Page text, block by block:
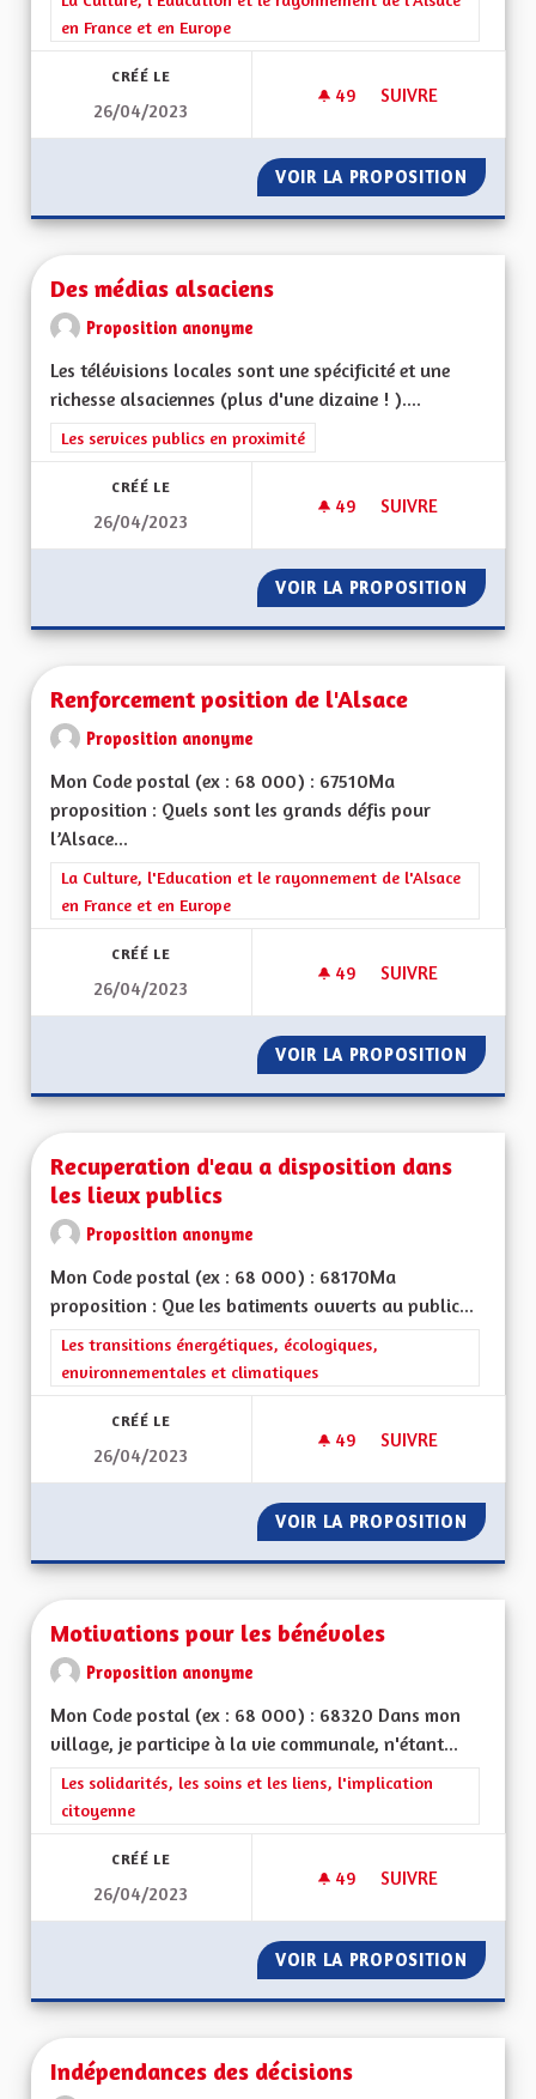
en France et en Europe
CRÉÉ LE
26/04/2023
49 49 ABONNÉS
SUIVRE
VOIR LA PROPOSITION
Des médias alsaciens
Proposition anonyme
Les télévisions locales sont une spécificité et une
richesse alsaciennes (plus d'une dizaine ! )....
Filtrer les résultats de la catégorie : Les services publics en
Les services publics en proximité
CRÉÉ LE
26/04/2023
49 49 ABONNÉS
SUIVRE
VOIR LA PROPOSITION DES
Renforcement position de l'Alsace
Proposition anonyme
Mon Code postal (ex : 68 000) : 67510Ma
proposition : Quels sont les grands défis pour
l’Alsace...
Filtrer les résultats de la catégorie : La Culture, l'Education et
La Culture, l'Education et le rayonnement de l'Alsace
en France et en Europe
CRÉÉ LE
26/04/2023
49 49 ABONNÉS
SUIVRE
VOIR LA PROPOSITION
Recuperation d'eau a disposition dans
les lieux publics
Proposition anonyme
Mon Code postal (ex : 68 000) : 68170Ma
proposition : Que les batiments ouverts au public...
Filtrer les résultats de la catégorie : Les transitions
Les transitions énergétiques, écologiques,
environnementales et climatiques
CRÉÉ LE
26/04/2023
49 49 ABONNÉS
SUIVRE
VOIR LA PROPOSITION
Motivations pour les bénévoles
Proposition anonyme
Mon Code postal (ex : 68 000) : 68320 Dans mon
village, je participe à la vie communale, n'étant...
Filtrer les résultats de la catégorie : Les solidarités, les soins
Les solidarités, les soins et les liens, l'implication
citoyenne
CRÉÉ LE
26/04/2023
49 49 ABONNÉS
SUIVRE
VOIR LA PROPOSITION
Indépendances des décisions